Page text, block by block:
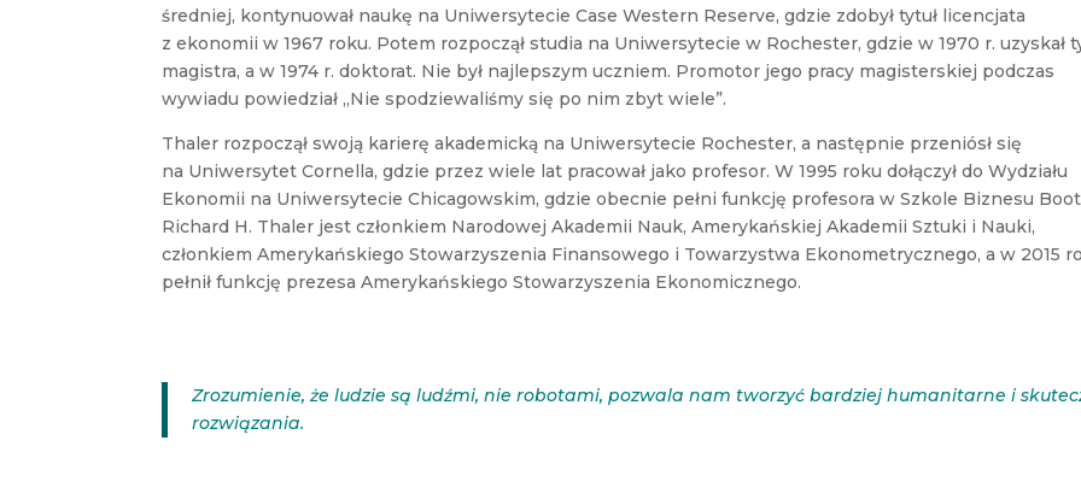
średniej, kontynuował naukę na Uniwersytecie Case Western Reserve, gdzie zdobył tytuł licencjata
z ekonomii w 1967 roku. Potem rozpoczął studia na Uniwersytecie w Rochester, gdzie w 1970 r. uzyskał
magistra, a w 1974 r. doktorat. Nie był najlepszym uczniem. Promotor jego pracy magisterskiej podczas
wywiadu powiedział „Nie spodziewaliśmy się po nim zbyt wiele”.
Thaler rozpoczął swoją karierę akademicką na Uniwersytecie Rochester, a następnie przeniósł się
na Uniwersytet Cornella, gdzie przez wiele lat pracował jako profesor. W 1995 roku dołączył do Wydziału
Ekonomii na Uniwersytecie Chicagowskim, gdzie obecnie pełni funkcję profesora w Szkole Biznesu
Richard H. Thaler jest członkiem Narodowej Akademii Nauk, Amerykańskiej Akademii Sztuki i Nauki,
członkiem Amerykańskiego Stowarzyszenia Finansowego i Towarzystwa Ekonometrycznego, a w 2015
pełnił funkcję prezesa Amerykańskiego Stowarzyszenia Ekonomicznego.
Zrozumienie, że ludzie są ludźmi, nie robotami, pozwala nam tworzyć bardziej humanitarne i
rozwiązania.